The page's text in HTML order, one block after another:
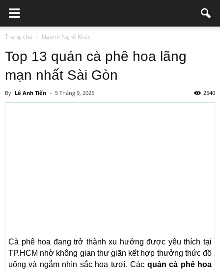
Trang chủ Ngành Nghề Khác
Top 13 quán cà phê hoa lãng
mạn nhất Sài Gòn
By Lê Anh Tiến - 5 Tháng 9, 2025 2540
Cà phê hoa đang trở thành xu hướng được yêu thích tại
TP.HCM nhờ không gian thư giãn kết hợp thưởng thức đồ
uống và ngắm nhìn sắc hoa tươi. Các quán cà phê hoa